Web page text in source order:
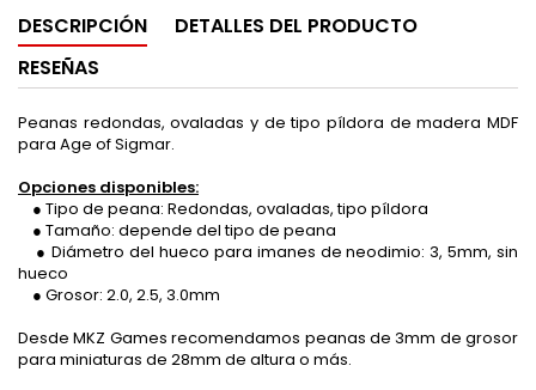
DESCRIPCIÓN
DETALLES DEL PRODUCTO
RESEÑAS
Peanas redondas, ovaladas y de tipo píldora de madera MDF
para Age of Sigmar.
Opciones disponibles:
● Tipo de peana: Redondas, ovaladas, tipo píldora
● Tamaño: depende del tipo de peana
● Diámetro del hueco para imanes de neodimio: 3, 5mm, sin
hueco
● Grosor: 2.0, 2.5, 3.0mm
Desde MKZ Games recomendamos peanas de 3mm de grosor
para miniaturas de 28mm de altura o más.